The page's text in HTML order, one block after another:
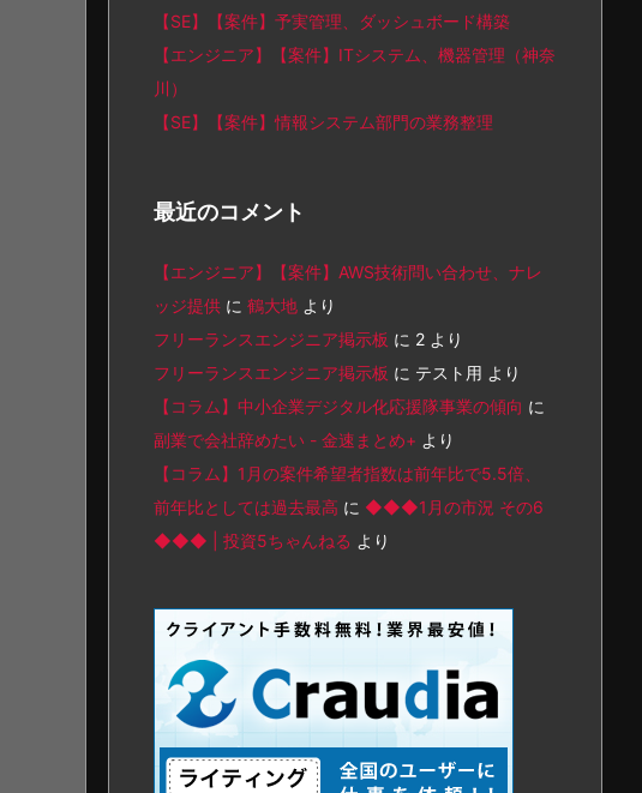
【SE】【案件】予実管理、ダッシュボード構築
【エンジニア】【案件】ITシステム、機器管理（神奈
川）
【SE】【案件】情報システム部門の業務整理
最近のコメント
【エンジニア】【案件】AWS技術問い合わせ、ナレ
ッジ提供 に 鶴大地 より
フリーランスエンジニア掲示板 に 2 より
フリーランスエンジニア掲示板 に テスト用 より
【コラム】中小企業デジタル化応援隊事業の傾向 に
副業で会社辞めたい - 金速まとめ+ より
【コラム】1月の案件希望者指数は前年比で5.5倍、
前年比としては過去最高 に ◆◆◆1月の市況 その6
◆◆◆ | 投資5ちゃんねる より